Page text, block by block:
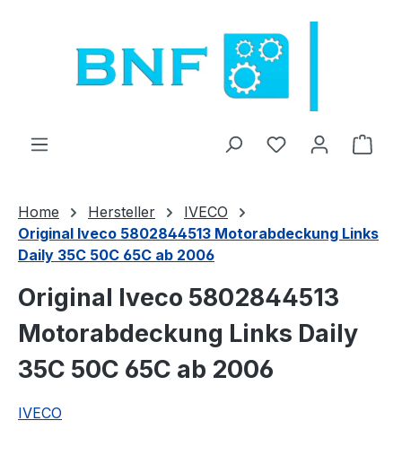
Du hast 0
Home Hersteller
IVECO
Original Iveco 5802844513 Motorabdeckung Links
Daily 35C 50C 65C ab 2006
Original Iveco 5802844513
Motorabdeckung Links Daily
35C 50C 65C ab 2006
IVECO